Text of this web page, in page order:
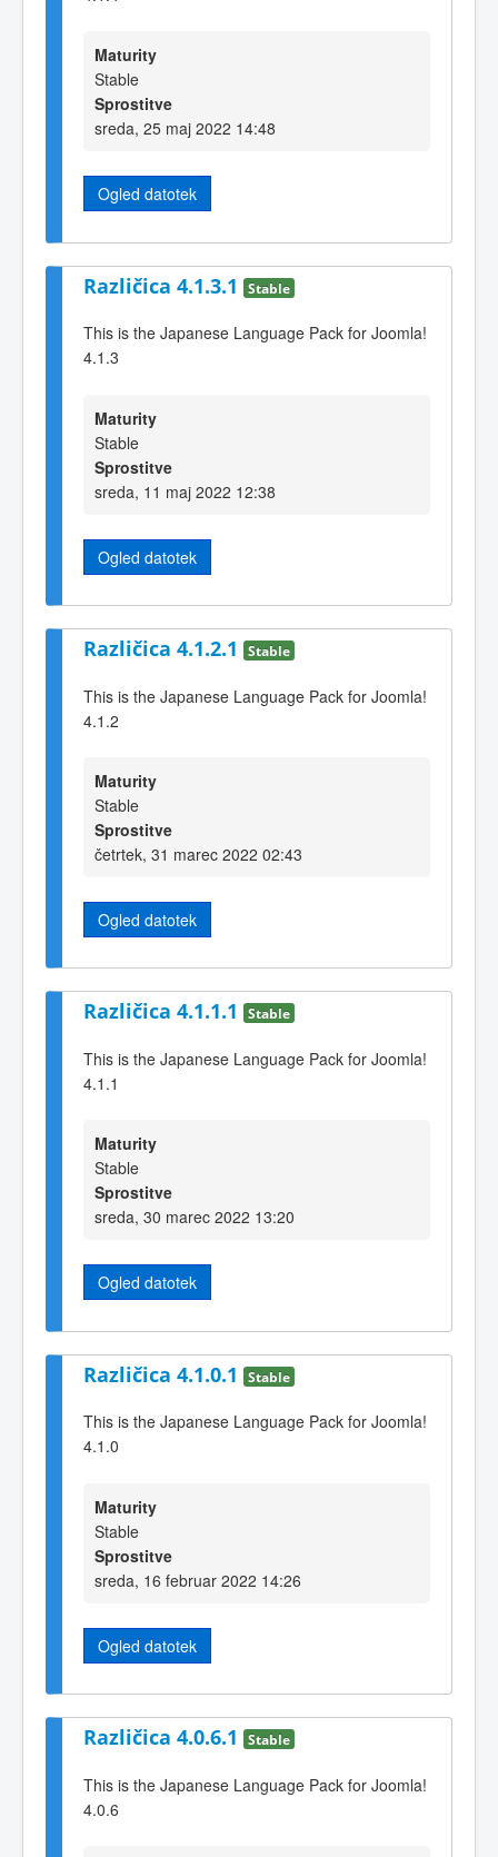
Maturity
Stable
Sprostitve
sreda, 25 maj 2022 14:48
Ogled datotek
Različica 4.1.3.1 Stable
This is the Japanese Language Pack for Joomla!
4.1.3
Maturity
Stable
Sprostitve
sreda, 11 maj 2022 12:38
Ogled datotek
Različica 4.1.2.1 Stable
This is the Japanese Language Pack for Joomla!
4.1.2
Maturity
Stable
Sprostitve
četrtek, 31 marec 2022 02:43
Ogled datotek
Različica 4.1.1.1 Stable
This is the Japanese Language Pack for Joomla!
4.1.1
Maturity
Stable
Sprostitve
sreda, 30 marec 2022 13:20
Ogled datotek
Različica 4.1.0.1 Stable
This is the Japanese Language Pack for Joomla!
4.1.0
Maturity
Stable
Sprostitve
sreda, 16 februar 2022 14:26
Ogled datotek
Različica 4.0.6.1 Stable
This is the Japanese Language Pack for Joomla!
4.0.6